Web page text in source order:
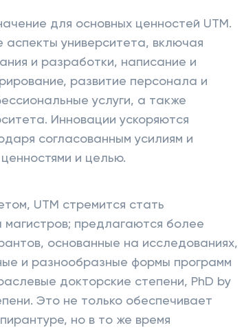
для основных ценностей UTM.
аспекты университета, включая
и разработки, написание и
развитие персонала и
услуги, а также
Инновации ускоряются
согласованным усилиям и
и целью.
UTM стремится стать
предлагаются более
основанные на исследованиях,
и разнообразные формы программ
докторские степени, PhD by
Это не только обеспечивает
но в то же время